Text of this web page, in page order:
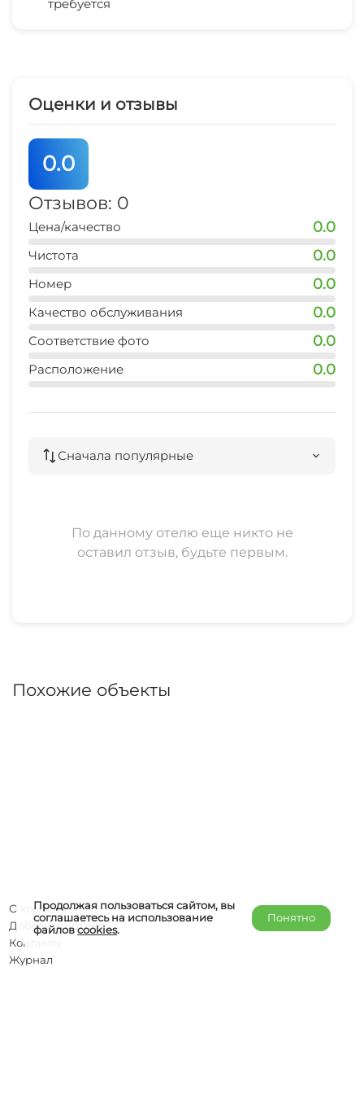
центр
10 мин
Гладильные принадлежности
требуется
Оценки и отзывы
0.0
Отзывов: 0
Цена/качество 0.0
Чистота 0.0
Номер 0.0
Качество обслуживания 0.0
Соответствие фото 0.0
Расположение 0.0
Сначала популярные
По данному отелю еще никто не
оставил отзыв, будьте первым.
Похожие объекты
Продолжая пользоваться сайтом, вы
соглашаетесь на использование
файловcookies.
Понятно
О компании
Добавить объект
Контакты
Журнал